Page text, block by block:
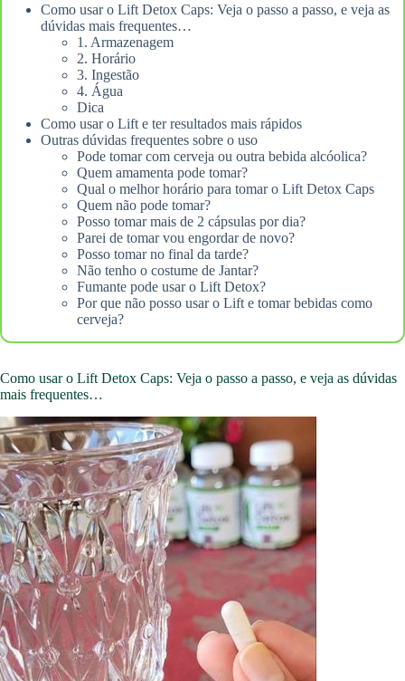
Como usar o Lift Detox Caps: Veja o passo a passo, e veja as
dúvidas mais frequentes…
1. Armazenagem
2. Horário
3. Ingestão
4. Água
Dica
Como usar o Lift e ter resultados mais rápidos
Outras dúvidas frequentes sobre o uso
Pode tomar com cerveja ou outra bebida alcóolica?
Quem amamenta pode tomar?
Qual o melhor horário para tomar o Lift Detox Caps
Quem não pode tomar?
Posso tomar mais de 2 cápsulas por dia?
Parei de tomar vou engordar de novo?
Posso tomar no final da tarde?
Não tenho o costume de Jantar?
Fumante pode usar o Lift Detox?
Por que não posso usar o Lift e tomar bebidas como
cerveja?
Como usar o Lift Detox Caps: Veja o passo a passo, e veja as dúvidas
mais frequentes…